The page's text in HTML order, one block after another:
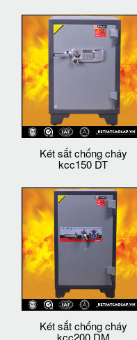
Két sắt chống cháy
kcc150 DT
Két sắt chống cháy